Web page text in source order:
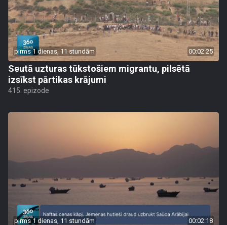
pirms 1 dienas, 11 stundām 00:02:25
Seutā uzturas tūkstošiem migrantu, pilsētā
izsīkst pārtikas krājumi
415. epizode
pirms 1 dienas, 11 stundām 00:02:18